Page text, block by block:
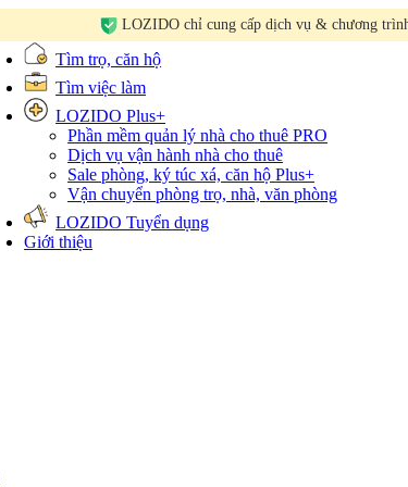
LOZIDO chỉ cung cấp dịch vụ & chương
Tìm trọ, căn hộ
Tìm việc làm
LOZIDO Plus+
Phần mềm quản lý nhà cho thuêPRO
Dịch vụ vận hành nhà cho thuê
Sale phòng, ký túc xá, căn hộPlus+
Vận chuyển phòng trọ, nhà, văn phòng
LOZIDO Tuyển dụng
Giới thiệu